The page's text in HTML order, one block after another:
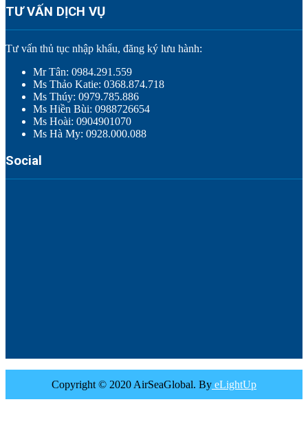
TƯ VẤN DỊCH VỤ
Tư vấn thủ tục nhập khẩu, đăng ký lưu hành:
Mr Tân: 0984.291.559
Ms Thảo Katie: 0368.874.718
Ms Thúy: 0979.785.886
Ms Hiền Bùi: 0988726654
Ms Hoài: 0904901070
Ms Hà My: 0928.000.088
Social
Copyright © 2020 AirSeaGlobal. By eLightUp